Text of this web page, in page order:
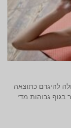
להיגרם כתוצאה
בגוף גבוהות מדי